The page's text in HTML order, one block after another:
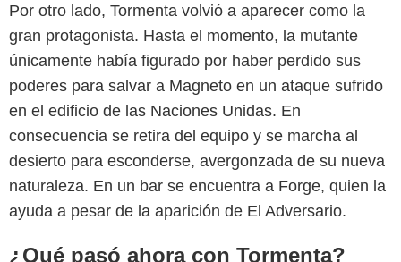
Por otro lado, Tormenta volvió a aparecer como la
gran protagonista. Hasta el momento, la mutante
únicamente había figurado por haber perdido sus
poderes para salvar a Magneto en un ataque sufrido
en el edificio de las Naciones Unidas. En
consecuencia se retira del equipo y se marcha al
desierto para esconderse, avergonzada de su nueva
naturaleza. En un bar se encuentra a Forge, quien la
ayuda a pesar de la aparición de El Adversario.
¿Qué pasó ahora con Tormenta?